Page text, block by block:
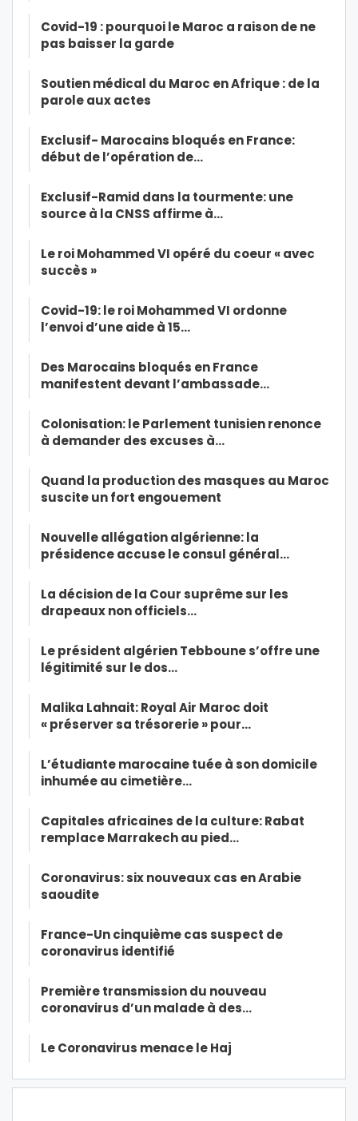
Covid-19 : pourquoi le Maroc a raison de ne
pas baisser la garde
Soutien médical du Maroc en Afrique : de la
parole aux actes
Exclusif- Marocains bloqués en France:
début de l’opération de…
Exclusif-Ramid dans la tourmente: une
source à la CNSS affirme à…
Le roi Mohammed VI opéré du coeur « avec
succès »
Covid-19: le roi Mohammed VI ordonne
l’envoi d’une aide à 15…
Des Marocains bloqués en France
manifestent devant l’ambassade…
Colonisation: le Parlement tunisien renonce
à demander des excuses à…
Quand la production des masques au Maroc
suscite un fort engouement
Nouvelle allégation algérienne: la
présidence accuse le consul général…
La décision de la Cour suprême sur les
drapeaux non officiels…
Le président algérien Tebboune s’offre une
légitimité sur le dos…
Malika Lahnait: Royal Air Maroc doit
« préserver sa trésorerie » pour…
L’étudiante marocaine tuée à son domicile
inhumée au cimetière…
Capitales africaines de la culture: Rabat
remplace Marrakech au pied…
Coronavirus: six nouveaux cas en Arabie
saoudite
France-Un cinquième cas suspect de
coronavirus identifié
Première transmission du nouveau
coronavirus d’un malade à des…
Le Coronavirus menace le Haj